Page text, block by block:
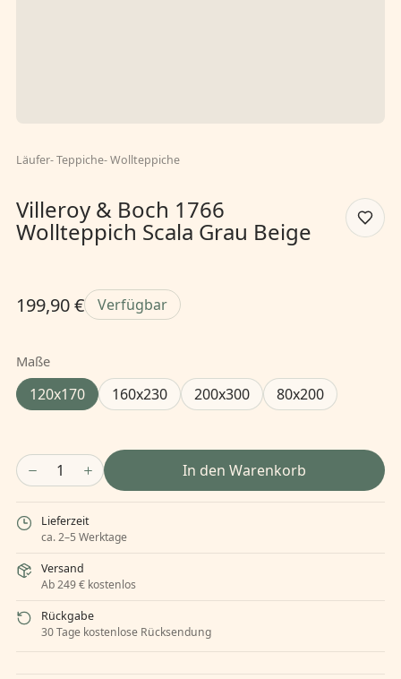
Läufer-Teppiche-Wollteppiche
Villeroy & Boch 1766
Wollteppich Scala Grau Beige
199,90 € Verfügbar
Maße
120x170 160x230 200x300 80x200
1 In den Warenkorb
Lieferzeit
ca. 2–5 Werktage
Versand
Ab 249 € kostenlos
Rückgabe
30 Tage kostenlose Rücksendung